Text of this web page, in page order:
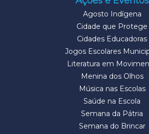
Agosto Indígena
Cidade que Protege
Cidades Educadoras
Jogos Escolares
Literatura em
Menina dos Olhos
Música nas Escolas
Saúde na Escola
Semana da Pátria
Semana do Brincar